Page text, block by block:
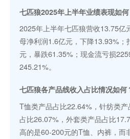
七匹狼2025年上半年业绩表现如何
2025年上半年七匹狼营收13.75亿
母净利润1.6亿元，下降13.93%；
元，暴跌61.35%；现金流亏损
245.21%。
七匹狼各产品线收入占比情况如何
T恤类产品占比22.64%，针纺类产
占比26.07%，外套类产品占比
高的是60-200元的T恤、内裤，而